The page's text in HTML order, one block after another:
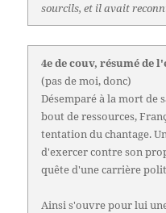
sourcils, et il avait
4e de couv, résumé
(pas de moi, donc)
Désemparé à la mort de
bout de ressources,
tentation du chantage.
d'exercer contre son
quête d'une carrière
Ainsi s'ouvre pour lui